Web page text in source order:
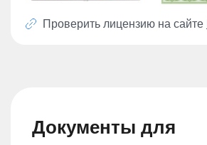
Проверить лицензию на сайте
Документы для